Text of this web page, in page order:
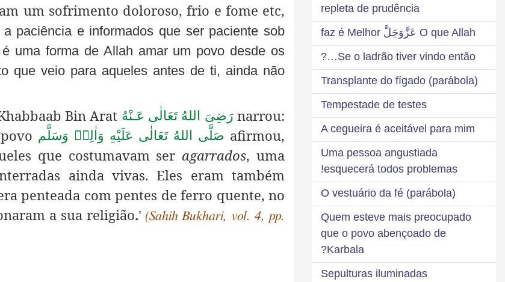
um sofrimento doloroso, frio e fome etc,
paciência e informados que ser paciente sob
uma forma de Allah amar um povo desde os
que veio para aqueles antes de ti, ainda não
Bin Arat رَضِىَ اللهُ تَعَالٰی عَـنْهُnarrou:
صَلَّى اللهُ تَعَالٰى عَلَيْهِ وَاٰلِهٖ وَسَلَّم afirmou,
que costumavam ser agarrados, uma
ainda vivas. Eles eram também
penteada com pentes de ferro quente, no
a sua religião.’ (Sahih Bukhari, vol. 4, pp.
repleta de prudência
O que Allah عَزَّوَجَلَّ faz é Melhor
Se o ladrão tiver vindo então…?
Transplante do fígado (parábola)
Tempestade de testes
A cegueira é aceitável para mim
Uma pessoa angustiada
esquecerá todos problemas!
O vestuário da fé (parábola)
Quem esteve mais preocupado
que o povo abençoado de
Karbala?
Sepulturas iluminadas